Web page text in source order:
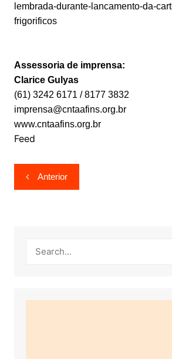
lembrada-durante-lancamento-da-
frigorificos
Assessoria de imprensa:
Clarice Gulyas
(61) 3242 6171 / 8177 3832
imprensa@cntaafins.org.br
www.cntaafins.org.br
Feed
Navegação
de
Anterior